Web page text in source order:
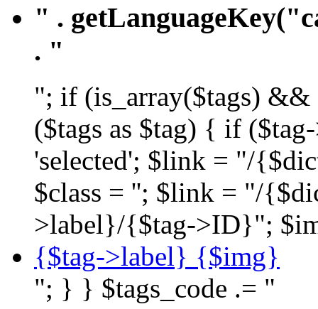
" .
. "
"; if (is_array($tags) &&
($tags as $tag) { if
'selected'; $link = "/
$class = ''; $link = "/
>label}/{$tag->ID}";
{$tag->label} {$img}
"; } } $tags_code .= "